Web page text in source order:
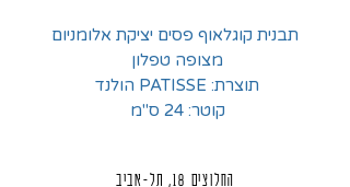
תבנית קוגלאוף פסים יציקת אלומניום
מצופה טפלון
תוצרת: PATISSE הולנד
קוטר: 24 ס"מ
החלוצים 18, תל-אביב